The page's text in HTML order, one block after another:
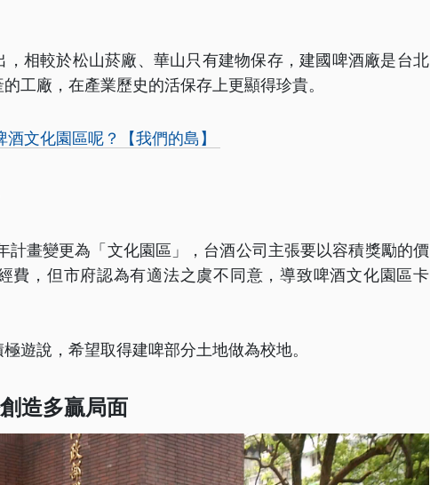
相較於松山菸廠、華山只有建物保存，建國啤酒廠是台北
工廠，在產業歷史的活保存上更顯得珍貴。
文化園區呢？【我們的島】
計畫變更為「文化園區」，台酒公司主張要以容積獎勵的價
費，但市府認為有適法之虞不同意，導致啤酒文化園區卡
遊說，希望取得建啤部分土地做為校地。
造多贏局面